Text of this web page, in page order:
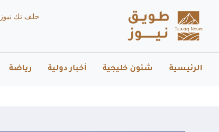
جلف تك نيوز
الرئيسية شئون خليجية أخبار دولية رياضة